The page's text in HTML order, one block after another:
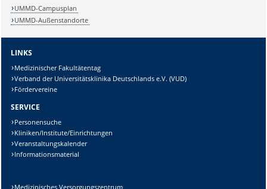
Lösung:
UMMD-Campusplan
UMMD-Außenstandorte
LINKS
Medizinischer Fakultätentag
Verband der Universitätsklinika Deutschlands e.V. (VUD)
Fördervereine
SERVICE
Personensuche
Kliniken/Institute/Einrichtungen
Veranstaltungskalender
Informationsmaterial
Medizinisches Versorgungszentrum